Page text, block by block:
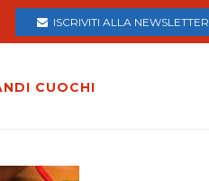
ISCRIVITI ALLA NEWSLETTER
CUOCHI